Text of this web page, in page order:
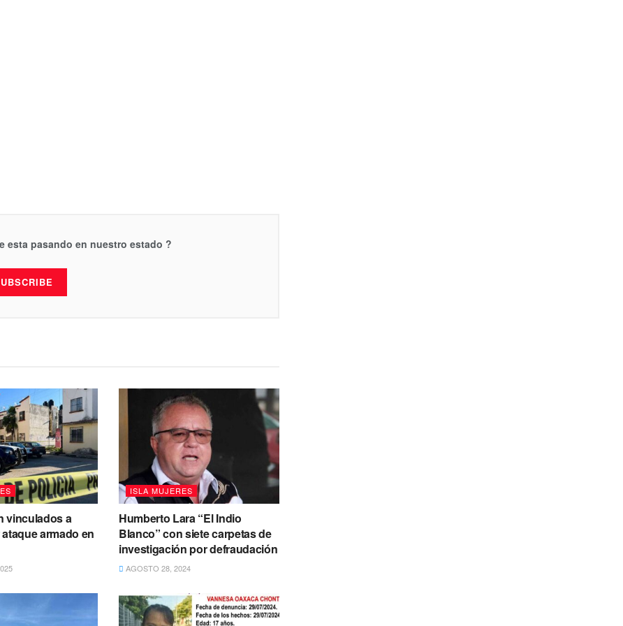
esta pasando en nuestro estado ?
vinculados a
armado en
ISLA MUJERES
Humberto Lara “El Indio
Blanco” con siete carpetas de
investigación por defraudación
AGOSTO 28, 2024